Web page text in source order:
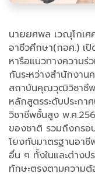
นายยศพล เวณุโกเศ
อาชีวศึกษา(กอศ.) เปิ
หารือแนวทางความร่
กันระหว่างสำนักงาน
สถาบันคุณวุฒิวิชาชี
หลักสูตรระดับประกา
วิชาชีพชั้นสูง พ.ศ
ของชาติ รวมถึงกร
โยงกับมาตรฐานอาชี
อื่น ๆ ทั้งในและต่างป
ทักษะตรงตามความ